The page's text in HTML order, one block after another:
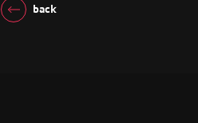
back